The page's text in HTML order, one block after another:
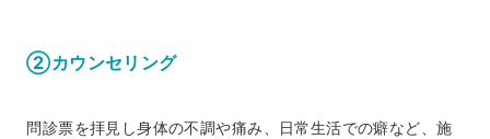
②カウンセリング
問診票を拝見し身体の不調や痛み、日常生活での癖など、施